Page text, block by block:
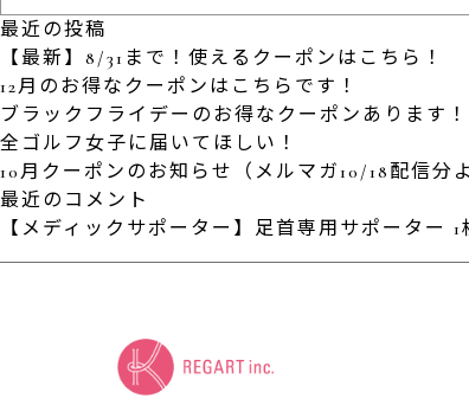
最近の投稿
【最新】8/31まで！使えるクーポンはこちら！
12月のお得なクーポンはこちらです！
ブラックフライデーのお得なクーポンあります！
全ゴルフ女子に届いてほしい！
10月クーポンのお知らせ（メルマガ10/18配信分
最近のコメント
【メディックサポーター】足首専用サポーター